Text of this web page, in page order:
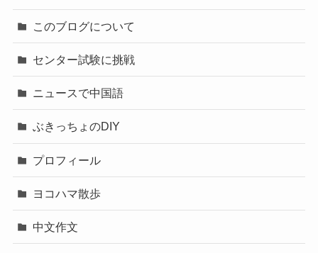
このブログについて
センター試験に挑戦
ニュースで中国語
ぶきっちょのDIY
プロフィール
ヨコハマ散歩
中文作文